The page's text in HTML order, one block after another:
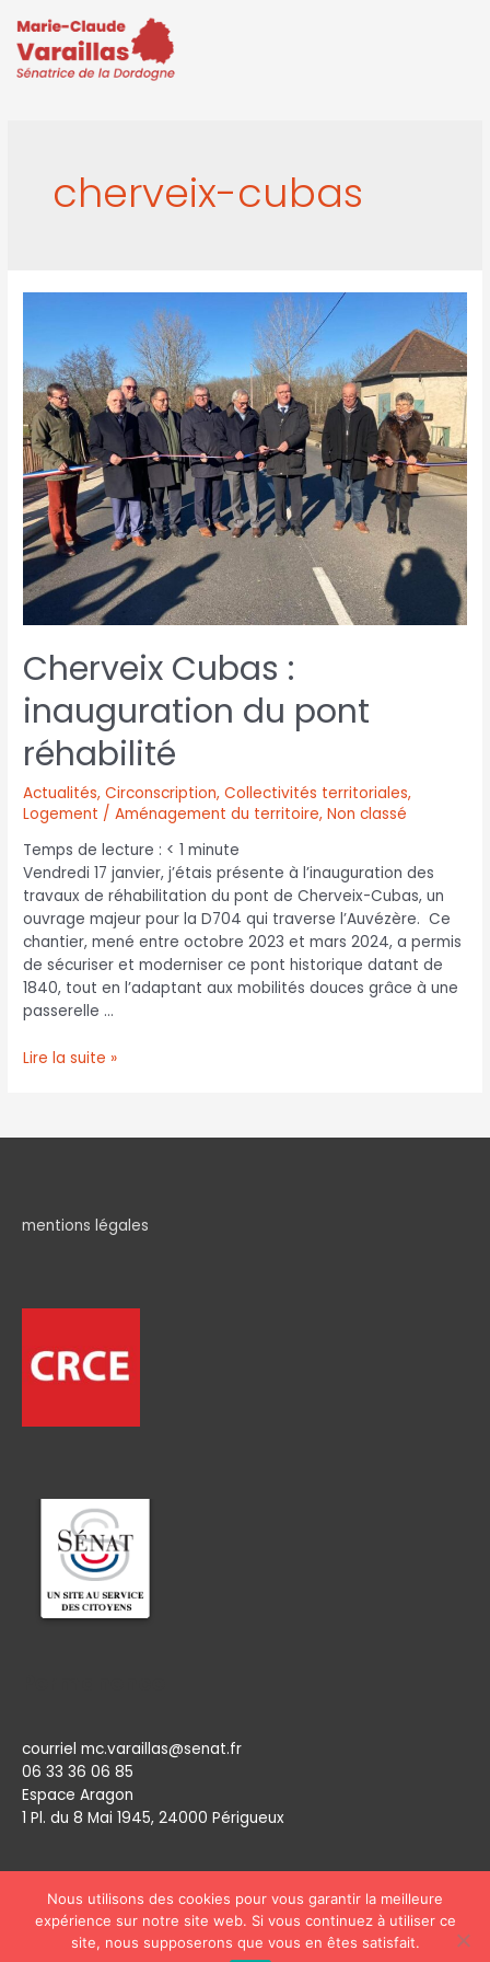
cherveix-cubas
Cherveix Cubas :
inauguration du pont
réhabilité
Actualités,Circonscription,Collectivités territoriales,
Logement / Aménagement du territoire,Non classé
Temps de lecture : < 1 minute
Vendredi 17 janvier, j’étais présente à l’inauguration des
travaux de réhabilitation du pont de Cherveix-Cubas, un
ouvrage majeur pour la D704 qui traverse l’Auvézère. Ce
chantier, mené entre octobre 2023 et mars 2024, a permis
de sécuriser et moderniser ce pont historique datant de
1840, tout en l’adaptant aux mobilités douces grâce à une
passerelle …
Lire la suite »
mentions légales
courriel mc.varaillas@senat.fr
06 33 36 06 85
Espace Aragon
1 Pl. du 8 Mai 1945, 24000 Périgueux​
Copyright © 2026Marie Claude Varaillas
Nous utilisons des cookies pour vous garantir la meilleure
expérience sur notre site web. Si vous continuez à utiliser ce
site, nous supposerons que vous en êtes satisfait.